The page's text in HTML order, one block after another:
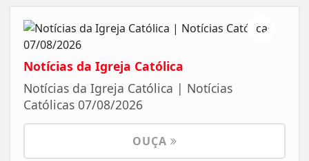
Notícias da Igreja Católica
Notícias da Igreja Católica | Notícias
Católicas 07/08/2026
OUÇA